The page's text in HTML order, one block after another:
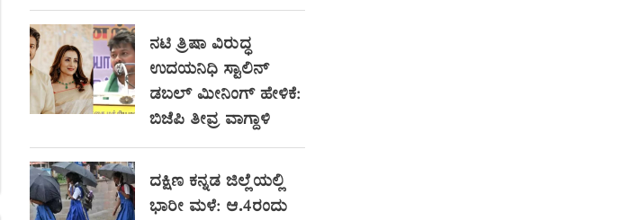
ನಟಿ ತ್ರಿಷಾ ವಿರುದ್ಧ
ಉದಯನಿಧಿ ಸ್ಟಾಲಿನ್
ಡಬಲ್ ಮೀನಿಂಗ್ ಹೇಳಿಕೆ:
ಬಿಜೆಪಿ ತೀವ್ರ ವಾಗ್ದಾಳಿ
ದಕ್ಷಿಣ ಕನ್ನಡ ಜಿಲ್ಲೆಯಲ್ಲಿ
ಭಾರೀ ಮಳೆ: ಆ.4ರಂದು